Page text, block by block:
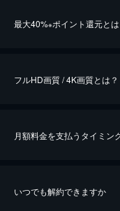
最大40%※ポイント還元とは
※40％ポイント還元の対象は、
フルHD画質 / 4K画質とは？
月額料金を支払うタイミン
いつでも解約できますか